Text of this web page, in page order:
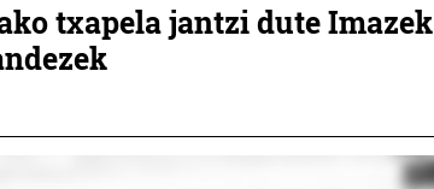
txapela jantzi dute Imazek